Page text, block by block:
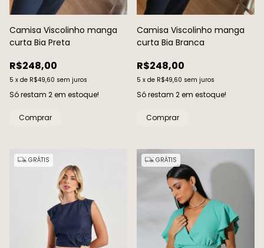
Camisa Viscolinho manga
curta Bia Preta
R$248,00
5 x de R$49,60 sem juros
Só restam 2em estoque!
Comprar
Camisa Viscolinho manga
curta Bia Branca
R$248,00
5 x de R$49,60 sem juros
Só restam 2em estoque!
Comprar
GRÁTIS GRÁTIS